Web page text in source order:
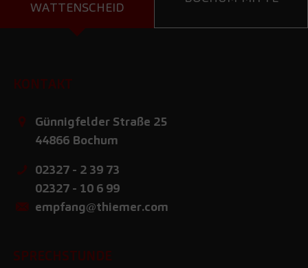
WATTENSCHEID
KONTAKT
Günnigfelder Straße 25
44866 Bochum
02327 - 2 39 73
02327 - 10 6 99
empfang@thiemer.com
SPRECHSTUNDE